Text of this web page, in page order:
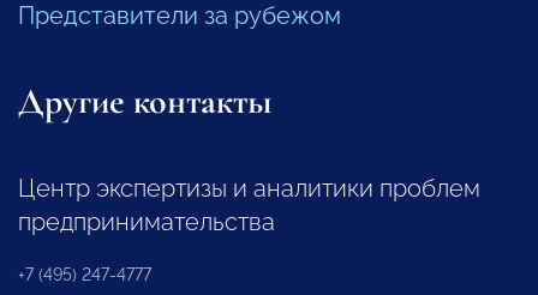
Представители за рубежом
Другие контакты
Центр экспертизы и аналитики проблем
предпринимательства
+7 (495) 247-4777